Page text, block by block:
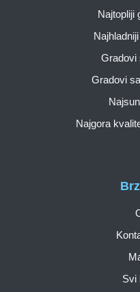
Svi
Najtopliji
Gradovi
Gradovi
Najgora